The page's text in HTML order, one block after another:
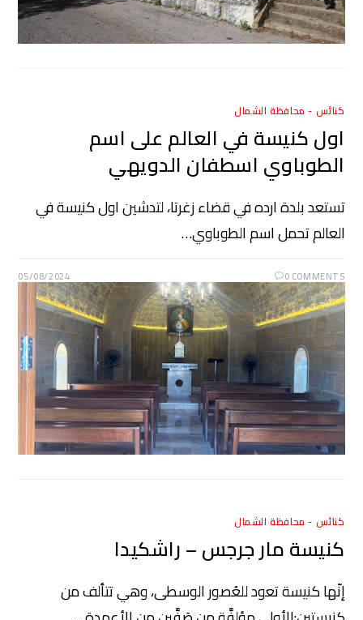
كنائس - محافظة الشمال
اول كنيسة في العالم على اسم
الطوباوي اسطفان الدويهي
تستعد بلدة ارده في قضاء زغرتا، لتدشين اول كنيسة في
العالم تحمل اسم الطوباوي…
0 COMMENTS
05/08/2024
كنائس - محافظة الشمال
كنيسة مار جرجس – راشكيدا
إنّها كنيسة تعود للعُصور الوسطى، وهي تتألف من